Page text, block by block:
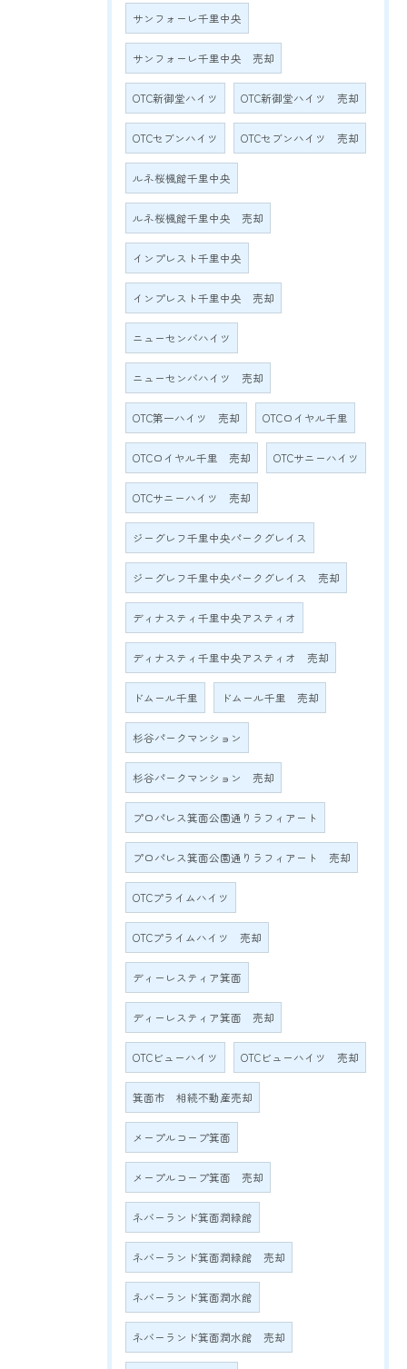
サンフォーレ千里中央
サンフォーレ千里中央 売却
OTC新御堂ハイツ OTC新御堂ハイツ 売却
OTCセブンハイツ OTCセブンハイツ 売却
ルネ桜楓館千里中央
ルネ桜楓館千里中央 売却
インプレスト千里中央
インプレスト千里中央 売却
ニューセンバハイツ
ニューセンバハイツ 売却
OTC第一ハイツ 売却 OTCロイヤル千里
OTCロイヤル千里 売却 OTCサニーハイツ
OTCサニーハイツ 売却
ジーグレフ千里中央パークグレイス
ジーグレフ千里中央パークグレイス 売却
ディナスティ千里中央アスティオ
ディナスティ千里中央アスティオ 売却
ドムール千里 ドムール千里 売却
杉谷パークマンション
杉谷パークマンション 売却
プロパレス箕面公園通りラフィアート
プロパレス箕面公園通りラフィアート 売却
OTCプライムハイツ
OTCプライムハイツ 売却
ディーレスティア箕面
ディーレスティア箕面 売却
OTCビューハイツ OTCビューハイツ 売却
箕面市 相続不動産売却
メープルコープ箕面
メープルコープ箕面 売却
ネバーランド箕面潤緑館
ネバーランド箕面潤緑館 売却
ネバーランド箕面潤水館
ネバーランド箕面潤水館 売却